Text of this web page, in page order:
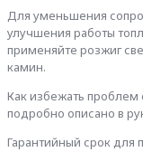
Для уменьшения
улучшения работы
применяйте розжиг
камин.
Как избежать проблем
подробно описано в
Гарантийный срок для